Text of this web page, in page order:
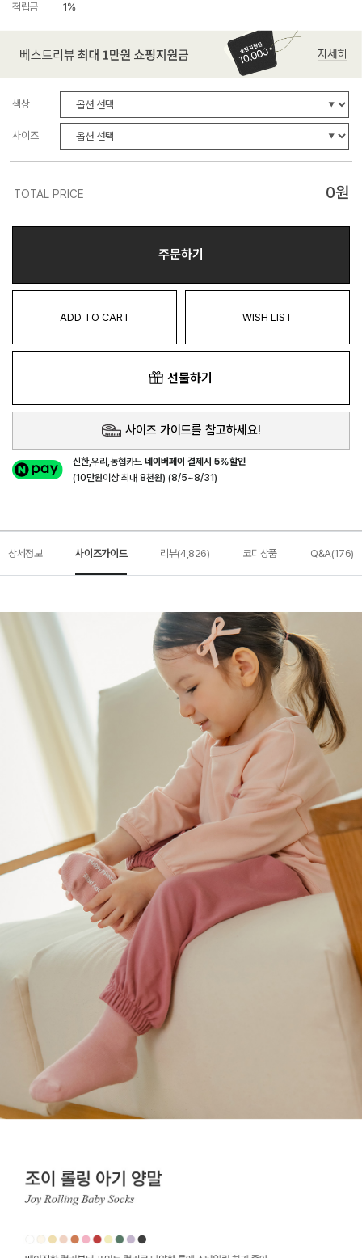
적립금 1%
색상
사이즈
TOTAL PRICE 0원
주문하기
ADD TO CART WISH LIST
선물하기
사이즈 가이드를 참고하세요!
신한,우리,농협카드네이버페이 결제시 5%할인
(10만원이상 최대 8천원) (8/5~8/31)
상세정보 사이즈가이드 리뷰(4,826) 코디상품 Q&A(176)